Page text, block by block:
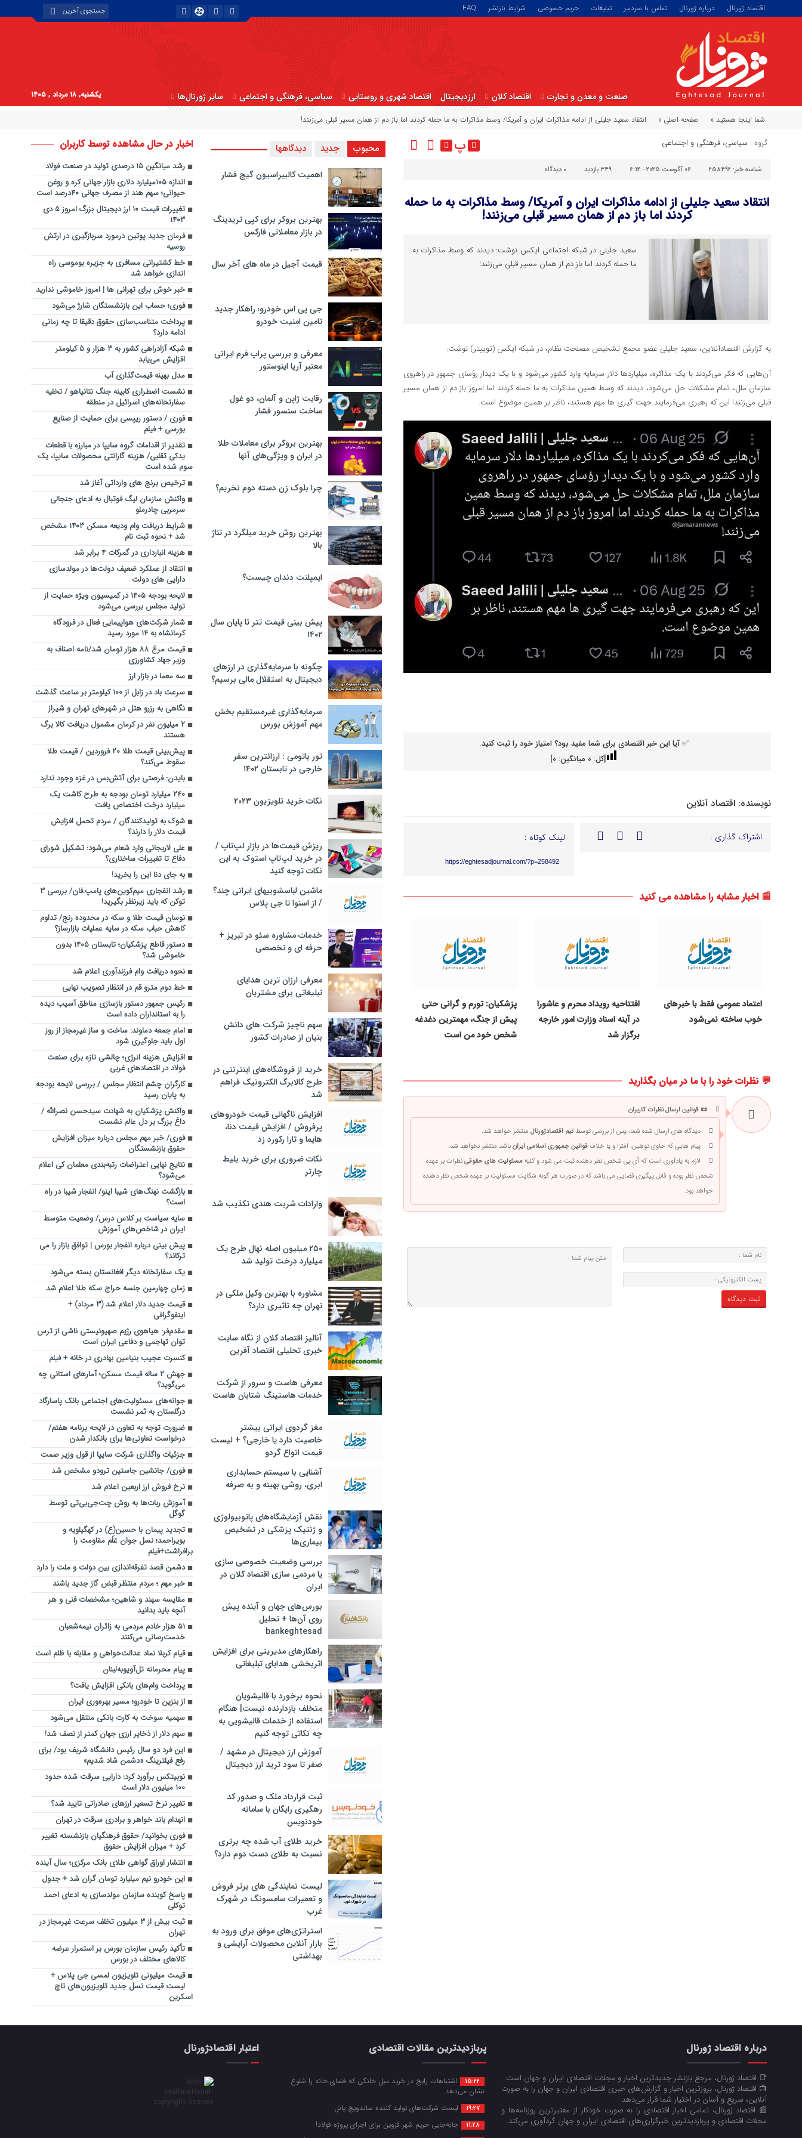
اقتصاد ژورنال درباره ژورنال تماس با سردبیر تبلیغات حریم خصوصی شرایط بازنشر FAQ
صنعت و معدن و تجارت اقتصاد کلان ارزدیجیتال اقتصاد شهری و روستایی سیاسی، فرهنگی و اجتماعی سایر ژورنال‌ها یکشنبه, ۱۸ مرداد , ۱۴۰۵
شما اینجا هستید » صفحه اصلی » انتقاد سعید جلیلی از ادامه مذاکرات ایران و آمریکا/ وسط مذاکرات به ما حمله کردند اما باز دم از همان مسیر قبلی می‌زنند!
گروه : سیاسی، فرهنگی و اجتماعی پ
شناسه خبر: 258492 06 آگوست 2025 - 6:12 349 بازدید ۰ دیدگاه
انتقاد سعید جلیلی از ادامه مذاکرات ایران و آمریکا/ وسط مذاکرات به ما حمله
کردند اما باز دم از همان مسیر قبلی می‌زنند!
سعید جلیلی در شبکه اجتماعی ایکس نوشت: دیدند که وسط مذاکرات به
ما حمله کردند اما باز دم از همان مسیر قبلی می‌زنند!
به گزارش اقتصادآنلاین، سعید جلیلی عضو مجمع تشخیص مصلحت نظام، در شبکه ایکس (توییتر) نوشت: ‏
آن‌هایی که فکر می‌کردند با یک مذاکره، میلیاردها دلار سرمایه وارد کشور می‌شود و با یک دیدار رؤسای جمهور در راهروی
سازمان ملل، تمام مشکلات حل می‌شود، دیدند که وسط همین مذاکرات به ما حمله کردند اما امروز باز دم از همان مسیر
قبلی می‌زنند! ‏این که رهبری می‌فرمایند جهت گیری ها مهم هستند، ناظر بر همین موضوع است.
✅ آیا این خبر اقتصادی برای شما مفید بود؟ امتیاز خود را ثبت کنید.
[کل: 0 میانگین: 0
]
نویسنده: اقتصاد آنلاین
اشتراک گذاری : لینک کوتاه :
https://eghtesadjournal.com/?p=258492
📰 اخبار مشابه را مشاهده می کنید
اعتماد عمومی فقط با خبرهای
خوب ساخته نمی‌شود
افتتاحیه رویداد محرم و عاشورا
در آینه اسناد وزارت امور خارجه
برگزار شد
پزشکیان: تورم و گرانی حتی
پیش از جنگ، مهمترین دغدغه
شخص خود من است
💬 نظرات خود را با ما در میان بگذارید
📜 قوانین ارسال نظرات کاربران
دیدگاه های ارسال شده شما، پس از بررسی توسط تیم اقتصادژورنال منتشر خواهد شد.
پیام هایی که حاوی توهین، افترا و یا خلاف قوانین جمهوری اسلامی ایرانباشد منتشر نخواهد شد.
لازم به یادآوری است که آی پی شخص نظر دهنده ثبت می شود و کلیه مسئولیت های حقوقینظرات بر عهده
شخص نظر بوده و قابل پیگیری قضایی می باشد که در صورت هر گونه شکایت مسئولیت بر عهده شخص نظر دهنده
خواهد بود.
محبوب جدید دیدگاهها
اهمیت کالیبراسیون گیج فشار
بهترین بروکر برای کپی‌ تریدینگ
در بازار معاملاتی فارکس
قیمت آجیل در ماه های آخر سال
جی پی اس خودرو؛ راهکار جدید
تامین امنیت خودرو
معرفی و بررسی پراپ فرم ایرانی
معتبر آریا اینوستور
رقابت ژاپن و آلمان، دو غول
ساخت سنسور فشار
بهترین بروکر برای معاملات طلا
در ایران و ویژگی‌های آنها
چرا بلوک زن دسته دوم نخریم؟
بهترین روش خرید میلگرد در تناژ
بالا
ایمپلنت دندان چیست؟
پیش بینی قیمت تتر تا پایان سال
۱۴۰۲
چگونه با سرمایه‌گذاری در ارزهای
دیجیتال به استقلال مالی برسیم؟
سرمایه‌گذاری غیرمستقیم بخش
مهم آموزش بورس
تور باتومی : ارزانترین سفر
خارجی در تابستان ۱۴۰۲
نکات خرید تلویزیون ۲۰۲۳
ریزش قیمت‌ها در بازار لپ‌تاپ /
در خرید لپ‌تاپ استوک به این
نکات توجه کنید
ماشین لباسشویی‎های ایرانی چند؟
/ از اسنوا تا جی پلاس
خدمات مشاوره سئو در تبریز +
حرفه ای و تخصصی
معرفی ارزان ترین هدایای
تبلیغاتی برای مشتریان
سهم ناچیز شرکت های دانش
بنیان از صادرات کشور
خرید از فروشگاه‌های اینترنتی در
طرح کالابرگ الکترونیک فراهم
شد
افزایش ناگهانی قیمت خودروهای
پرفروش / افزایش قیمت دنا،
هایما و تارا رکورد زد
نکات ضروری برای خرید بلیط
چارتر
وارادات شربت هندی تکذیب شد
۲۵۰ میلیون اصله نهال طرح یک
میلیارد درخت تولید شد
مشاوره با بهترین وکیل ملکی در
تهران چه تاثیری دارد؟
آنالیز اقتصاد کلان از نگاه سایت
خبری تحلیلی اقتصاد آفرین
معرفی هاست و سرور از شرکت
خدمات هاستینگ شتابان هاست
مغز گردوی ایرانی بیشتر
خاصیت دارد یا خارجی؟ + لیست
قیمت انواع گردو
آشنایی با سیستم حسابداری
ابری، روشی بهینه و به صرفه
نقش آزمایشگاه‌های پاتوبیولوژی
و ژنتیک پزشکی در تشخیص
بیماری‌ها
بررسی وضعیت خصوصی سازی
یا مردمی سازی اقتصاد کلان در
ایران
بورس‌های جهان و آینده پیش
روی آن‌ها + تحلیل
bankeghtesad
راهکارهای مدیریتی برای افزایش
اثربخشی هدایای تبلیغاتی
نحوه برخورد با قالیشویان
متخلف بازدارنده نیست| هنگام
استفاده از خدمات قالیشویی به
چه نکاتی توجه کنیم
آموزش ارز دیجیتال در مشهد /
صفر تا سود ترید ارز دیجیتال
ثبت قرارداد ملک و صدور کد
رهگیری رایگان با سامانه
خودنویس
خرید طلای آب شده چه برتری
نسبت به طلای دست دوم دارد؟
لیست نمایندگی های برتر فروش
و تعمیرات سامسونگ در شهرک
غرب
استراتژی‌های موفق برای ورود به
بازار آنلاین محصولات آرایشی و
بهداشتی
اخبار در حال مشاهده توسط کاربران
رشد میانگین ۱۵ درصدی تولید در صنعت فولاد
اندازه ۱۰۵میلیارد دلاری بازار جهانی کره و روغن
حیوانی؛ سهم هند از مصرف جهانی ۴۰درصد است
تغییرات قیمت ۱۰ ارز دیجیتال بزرگ امروز ۵ دی
۱۴۰۳
فرمان جدید پوتین درمورد سربازگیری در ارتش
روسیه
خط کشتیرانی مسافری به جزیره بوموسی راه
اندازی خواهد شد
خبر خوش برای تهرانی ها | امروز خاموشی ندارید
فوری؛ حساب این بازنشستگان شارژ می‌شود
پرداخت متناسب‌سازی حقوق دقیقا تا چه زمانی
ادامه دارد؟
شبکه آزادراهی کشور به ۳ هزار و ۵ کیلومتر
افزایش می‌یابد
مدل بهینه قیمت‌گذاری آب
نشست اضطراری کابینه جنگ نتانیاهو / تخلیه
سفارتخانه‌های اسرائیل در منطقه
فوری / دستور رییسی برای حمایت از صنایع
بورسی + فیلم
تقدیر از اقدامات گروه سایپا در مبارزه با قطعات
یدکی تقلبی/ هزینه گارانتی محصولات سایپا، ‌یک
سوم شده است
ترخیص برنج های وارداتی آغاز شد
واکنش سازمان لیگ فوتبال به ادعای جنجالی
سرمربی چادرملو
شرایط دریافت وام ودیعه مسکن ۱۴۰۳ مشخص
شد + نحوه ثبت نام
هزینه انبارداری در گمرکات ۴ برابر شد
انتقاد از عملکرد ضعیف دولت‌ها در مولدسازی‌
دارایی های دولت
لایحه بودجه ۱۴۰۵ در کمیسیون ویژه حمایت از
تولید مجلس بررسی می‌شود
شمار شرکت‌های هواپیمایی فعال در فرودگاه
کرمانشاه به ۱۴ مورد رسید
قیمت مرغ ۸۸ هزار تومان شد/نامه اصناف به
وزیر جهاد کشاورزی
سه معما در بازار ارز
سرعت باد در زابل از ۱۰۰ کیلومتر بر ساعت گذشت
نگاهی به رزرو هتل در شهرهای تهران و شیراز
۲ میلیون نفر در کرمان مشمول دریافت کالا برگ
هستند
پیش‌بینی قیمت طلا ۲۰ فروردین / قیمت طلا
سقوط می‌کند؟
بایدن: فرصتی برای آتش‌بس در غزه وجود ندارد
۲۴۰ میلیارد تومان بودجه به طرح کاشت یک
میلیارد درخت اختصاص یافت
شوک به تولیدکنندگان / مردم تحمل افزایش
قیمت دلار را دارند؟
علی لاریجانی وارد شعام می‌شود: تشکیل شورای
دفاع تا تغییرات ساختاری؟
به جای دنا این را بخرید!
رشد انفجاری میم‌کوین‌های پامپ.فان/ بررسی ۳
توکن‌ که باید زیرنظر بگیرید!
نوسان قیمت طلا و سکه در محدوده رنج/ تداوم
کاهش حباب سکه در سایه عملیات بازارساز؟
دستور قاطع پزشکیان؛ تابستان ۱۴۰۵ بدون
خاموشی شد؟
نحوه دریافت وام فرزندآوری اعلام شد
خط دوم مترو قم در انتظار تصویب نهایی
رئیس جمهور دستور بازسازی مناطق آسیب دیده
را به استانداران داده است
امام جمعه دماوند: ساخت و ساز غیرمجاز از روز
اول باید جلوگیری شود
افزایش هزینه انرژی؛ چالشی تازه برای صنعت
فولاد در اقتصادهای غربی
کارگران چشم انتظار مجلس / بررسی لایحه بودجه
به پایان رسید
واکنش پزشکیان به شهادت سیدحسن نصرالله /
داغ بزرگ بر دل عالم نشست
فوری/ خبر مهم مجلس درباره میزان افزایش
حقوق بازنشستگان
نتایج نهایی اعتراضات رتبه‌بندی معلمان کی اعلام
می‌شود؟
بازگشت نهنگ‌های شیبا اینو/ انفجار شیبا در راه
است؟
سایه سیاست بر کلاس درس/ وضعیت متوسط
ایران در شاخص‌های آموزش
پیش بینی درباره انفجار بورس | توافق بازار را می
ترکاند؟
یک سفارتخانه دیگر افغانستان بسته می‌شود
زمان چهارمین جلسه حراج سکه طلا اعلام شد
قیمت جدید دلار اعلام شد (۳ مرداد) +
اینفوگرافی
مقدم‌فر: هیاهوی رژیم صهیونیستی ناشی از ترس
توان تهاجمی و دفاعی ایران است
کنسرت عجیب بنیامین بهادری در خانه‌ + فیلم
جهش ۲ ساله قیمت مسکن؛ آمارهای استانی چه
می‌گوید؟
جوانه‌های مسئولیت‌های اجتماعی بانک پاسارگاد
درگلستان به ثمر نشست
ضرورت توجه به تعاون در لایحه برنامه هفتم/
درخواست تعاونی‌ها برای بانکدار شدن
جزئیات واگذاری شرکت سایپا از قول وزیر صمت
فوری/ جانشین جاستین ترودو مشخص شد
نرخ فروش ارز اربعین اعلام شد
آموزش ربات‌ها به روش چت‌جی‌بی‌تی توسط
گوگل
تجدید پیمان با حسین(ع) در کهگیلویه و
بویراحمد؛ نسل جوان عَلَم مقاومت را
برافراشت+فیلم
دشمن قصد تفرقه‌اندازی بین دولت و ملت را دارد
خبر مهم ؛ مردم منتظر قبض گاز جدید باشند
مقایسه سهند و شاهین؛ مشخصات فنی و هر
آنچه باید بدانید
۵۱ هزار خادم مردمی به زائران نیمه‌شعبان
خدمت‌رسانی می‌کنند
قیام کربلا نماد عدالت‌خواهی و مقابله با ظلم است
پیام محرمانه تل‌آویوبه‌لبنان
پرداخت وام‌های بانکی افزایش یافت؟
از بنزین تا خودرو؛ مسیر بهره‌وری ایران
سهمیه سوخت به کارت بانکی منتقل می‌شود
سهم دلار از ذخایر ارزی جهان کمتر از نصف شد!
این فرد دو سال رئیس دانشگاه شریف بود/ برای
رفع فیلترینگ «دشمن شاد شدیم»
نوبیتکس برآورد کرد: دارایی سرقت شده حدود
۱۰۰ میلیون دلار است
تغییر نرخ تسعیر ارزهای صادراتی تایید شد؟
انهدام باند خواهر و برادری سرقت در تهران
فوری بخوانید/ حقوق فرهنگیان بازنشسته تغییر
کرد + میزان افزایش حقوق
انتشار اوراق گواهی طلای بانک مرکزی؛ سال آینده
این خودرو نیم میلیارد تومان گران شد + جدول
پاسخ کوبنده سازمان مولدسازی به ادعای احمد
توکلی
ثبت بیش از ۳ میلیون تخلف سرعت غیرمجاز در
تهران
تأکید رئیس سازمان بورس بر استمرار عرضه
کالاهای مختلف در بورس
قیمت میلیونی تلویزیون لمسی جی پلاس +
لیست قیمت نسل جدید تلویزیون‌های تاچ
اسکرین
درباره اقتصاد ژورنال
📑 اقتصاد ژورنال، مرجع بازنشر جدیدترین اخبار و مجلات اقتصادی ایران و جهان است.
📺 اقتصاد ژورنال، بروزترین اخبار و گزارش‌های خبری اقتصادی ایران و جهان را به صورت
آنلاین، سریع و آسان در اختیار شما قرار می‌‌دهد.
📰 اقتصاد ژورنال، تمامی اخبار اقتصادی را به صورت خودکار از معتبرترین روزنامه‌ها و
مجلات اقتصادی و پربازدیدترین خبرگزاری‌های اقتصادی ایران و جهان گردآوری می‌کند.
پربازدیدترین مقالات اقتصادی
15:22
اشتباهات رایج در خرید مبل خانگی که فضای خانه را شلوغ
نشان می‌دهد
19:27 لیست شرکت‌های تولید کننده ساندویچ پانل
11:28 جابه‌جایی حریم شهر قزوین برای اجرای پروژه فولاد!
اعتبار اقتصادژورنال